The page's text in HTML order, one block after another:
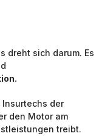
dreht sich darum. Es
Insurtechs der
den Motor am
treibt.